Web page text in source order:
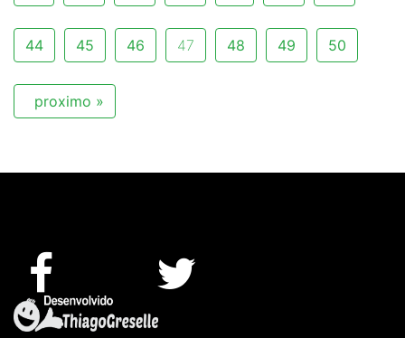
44 45 46 47 48 49 50
proximo »